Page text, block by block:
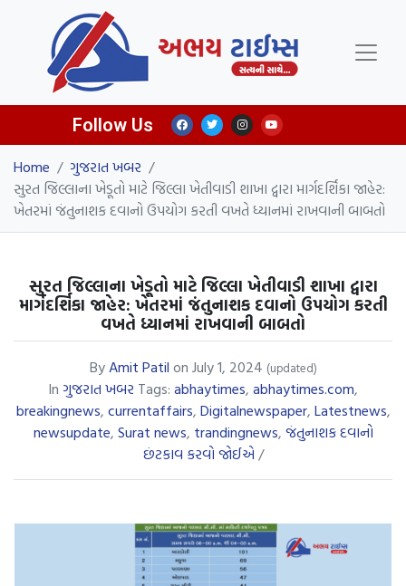
Follow Us
Home / ગુજરાત ખબર /
સુરત જિલ્લાના ખેડૂતો માટે જિલ્લા ખેતીવાડી શાખા દ્વારા માર્ગદર્શિકા જાહેર:
ખેતરમાં જંતુનાશક દવાનો ઉપયોગ કરતી વખતે ધ્યાનમાં રાખવાની બાબતો
સુરત જિલ્લાના ખેડૂતો માટે જિલ્લા ખેતીવાડી શાખા દ્વારા
માર્ગદર્શિકા જાહેર: ખેતરમાં જંતુનાશક દવાનો ઉપયોગ કરતી
વખતે ધ્યાનમાં રાખવાની બાબતો
ByAmit Patil on July 1, 2024 (updated)
In ગુજરાત ખબર Tags: abhaytimes, abhaytimes.com,
breakingnews, currentaffairs, Digitalnewspaper, Latestnews,
newsupdate, Surat news, trandingnews, જંતુનાશક દવાનો
છંટકાવ કરવો જોઈએ /